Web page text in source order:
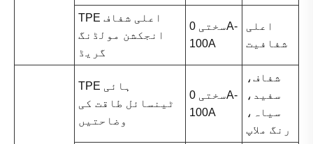
TPE اعلی شفاف
انجکشن مولڈنگ
گریڈ
سختی 0A-
100A
اعلی
شفافیت
TPE ہائی
ٹینسائل طاقت کی
وضاحتیں
سختی 0A-
100A
شفاف،
سفید،
سیاہ،
رنگ ملاپ